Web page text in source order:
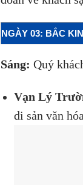
NGÀY 03: BẮC
Sáng: Quý
Vạn Lý
di sản văn